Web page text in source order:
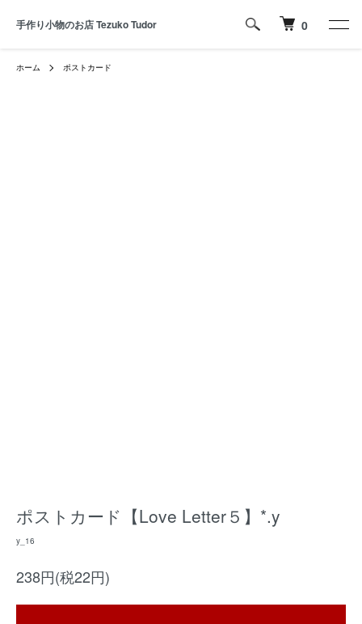
手作り小物のお店 Tezuko Tudor 0
ホーム ポストカード
ポストカード【Love Letter５】*.y
y_16
238円(税22円)